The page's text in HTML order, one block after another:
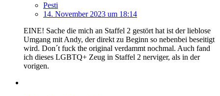
Pesti
14. November 2023 um 18:14
EINE! Sache die mich an Staffel 2 gestört hat ist der lieblose
Umgang mit Andy, der direkt zu Beginn so nebenbei beseitigt
wird. Don´t fuck the original verdammt nochmal. Auch fand
ich dieses LGBTQ+ Zeug in Staffel 2 nerviger, als in der
vorigen.